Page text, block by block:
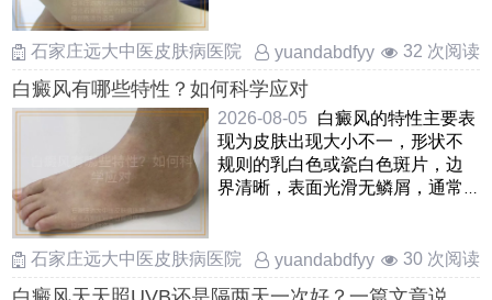
石家庄远大中医皮肤病医院
yuandabdfyy 32 次阅读
白癜风有哪些特性？如何科学应对
2026-08-05
白癜风的特性主要表
现为皮肤出现大小不一，形状不
规则的乳白色或瓷白色斑片，边
界清晰，表面光滑无鳞屑，通常
石家庄远大中医皮肤病医院
yuandabdfyy 30 次阅读